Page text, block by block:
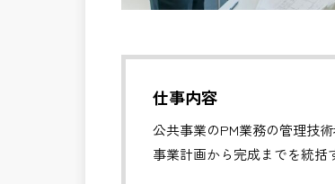
仕事内容
公共事業のPM業務の管理技術
事業計画から完成までを統括